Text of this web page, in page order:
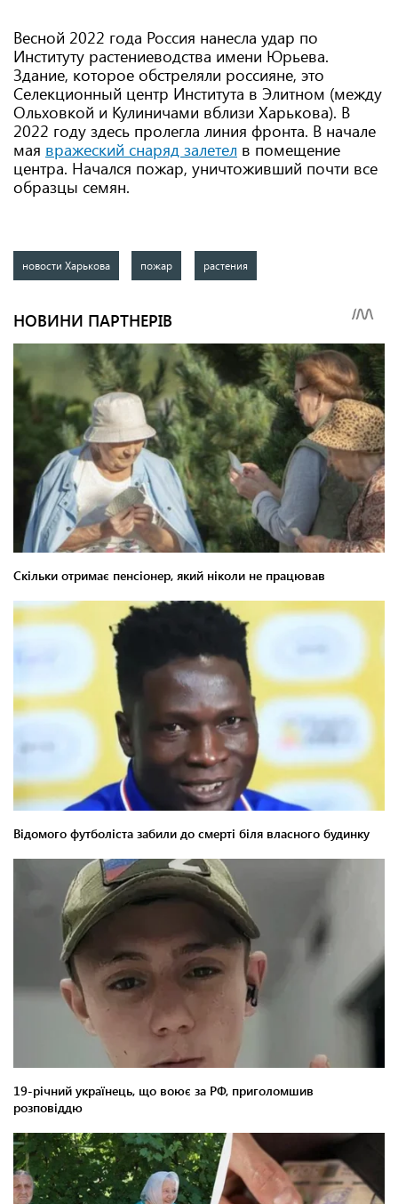
Весной 2022 года Россия нанесла удар по
Институту растениеводства имени Юрьева.
Здание, которое обстреляли россияне, это
Селекционный центр Института в Элитном (между
Ольховкой и Кулиничами вблизи Харькова). В
2022 году здесь пролегла линия фронта. В начале
мая вражеский снаряд залетел в помещение
центра. Начался пожар, уничтоживший почти все
образцы семян.
новости Харькова пожар растения